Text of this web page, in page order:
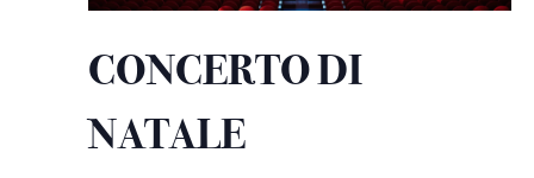
CONCERTO DI
NATALE